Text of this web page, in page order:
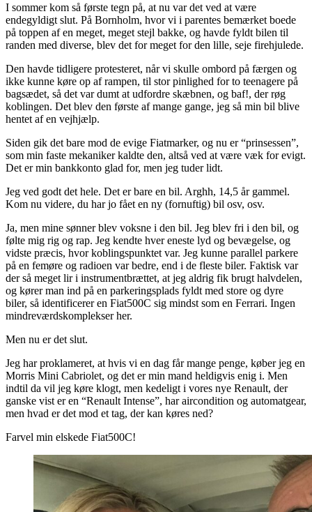
I sommer kom så første tegn på, at nu var det ved at være
endegyldigt slut. På Bornholm, hvor vi i parentes bemærket boede
på toppen af en meget, meget stejl bakke, og havde fyldt bilen til
randen med diverse, blev det for meget for den lille, seje firehjulede.
Den havde tidligere protesteret, når vi skulle ombord på færgen og
ikke kunne køre op af rampen, til stor pinlighed for to teenagere på
bagsædet, så det var dumt at udfordre skæbnen, og baf!, der røg
koblingen. Det blev den første af mange gange, jeg så min bil blive
hentet af en vejhjælp.
Siden gik det bare mod de evige Fiatmarker, og nu er “prinsessen”,
som min faste mekaniker kaldte den, altså ved at være væk for evigt.
Det er min bankkonto glad for, men jeg tuder lidt.
Jeg ved godt det hele. Det er bare en bil. Arghh, 14,5 år gammel.
Kom nu videre, du har jo fået en ny (fornuftig) bil osv, osv.
Ja, men mine sønner blev voksne i den bil. Jeg blev fri i den bil, og
følte mig rig og rap. Jeg kendte hver eneste lyd og bevægelse, og
vidste præcis, hvor koblingspunktet var. Jeg kunne parallel parkere
på en femøre og radioen var bedre, end i de fleste biler. Faktisk var
der så meget lir i instrumentbrættet, at jeg aldrig fik brugt halvdelen,
og kører man ind på en parkeringsplads fyldt med store og dyre
biler, så identificerer en Fiat500C sig mindst som en Ferrari. Ingen
mindreværdskomplekser her.
Men nu er det slut.
Jeg har proklameret, at hvis vi en dag får mange penge, køber jeg en
Morris Mini Cabriolet, og det er min mand heldigvis enig i. Men
indtil da vil jeg køre klogt, men kedeligt i vores nye Renault, der
ganske vist er en “Renault Intense”, har aircondition og automatgear,
men hvad er det mod et tag, der kan køres ned?
Farvel min elskede Fiat500C!